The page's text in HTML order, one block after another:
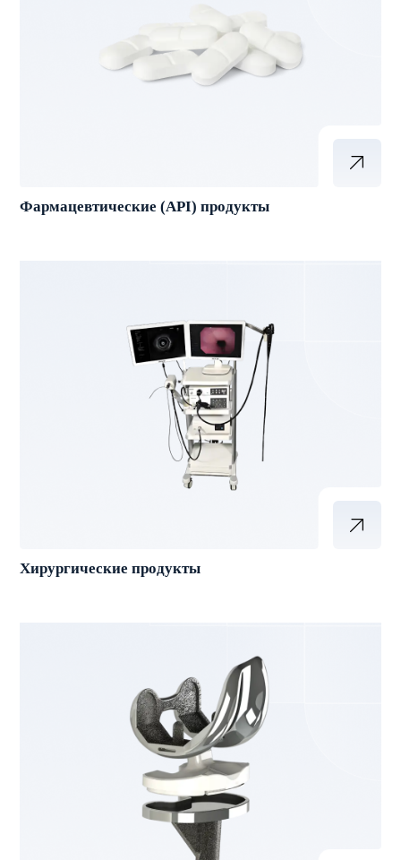
Фармацевтические (API) продукты
Хирургические продукты